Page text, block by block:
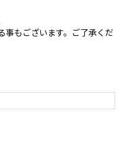
もございます。ご了承くだ